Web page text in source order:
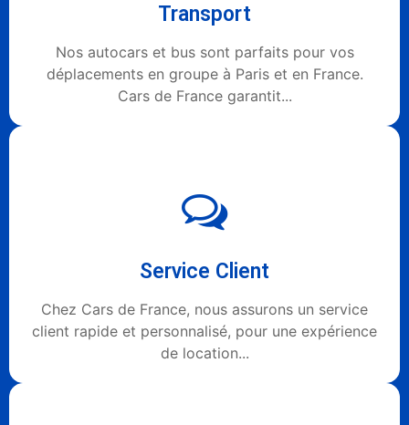
Transport
Nos autocars et bus sont parfaits pour vos
déplacements en groupe à Paris et en France.
Cars de France garantit...
Service Client
Chez Cars de France, nous assurons un service
client rapide et personnalisé, pour une expérience
de location...